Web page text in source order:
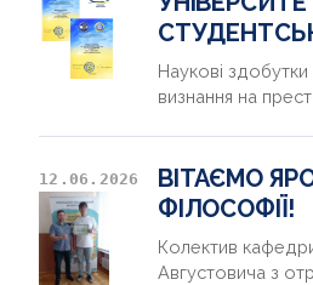
Наукові
визнання на
12.06.2026
ВІТАЄМО
ФІЛОСОФІЇ!
Колектив
Августовича з